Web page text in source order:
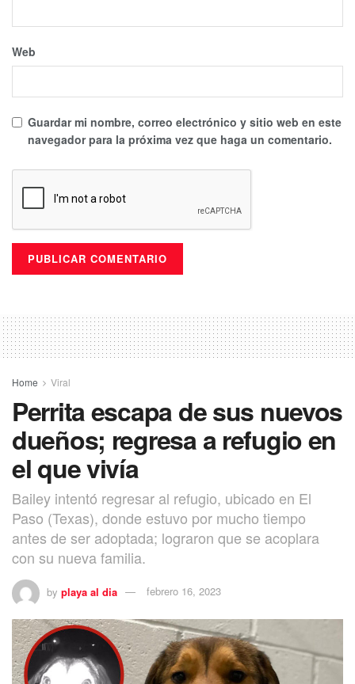
Web
Guardar mi nombre, correo electrónico y sitio web en este
navegador para la próxima vez que haga un comentario.
Home Viral
Perrita escapa de sus nuevos
dueños; regresa a refugio en
el que vivía
Bailey intentó regresar al refugio, ubicado en El
Paso (Texas), donde estuvo por mucho tiempo
antes de ser adoptada; lograron que se acoplara
con su nueva familia.
by playa al dia febrero 16, 2023